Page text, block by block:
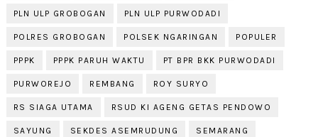
PLN ULP GROBOGAN PLN ULP PURWODADI
POLRES GROBOGAN POLSEK NGARINGAN POPULER
PPPK PPPK PARUH WAKTU PT BPR BKK PURWODADI
PURWOREJO REMBANG ROY SURYO
RS SIAGA UTAMA RSUD KI AGENG GETAS PENDOWO
SAYUNG SEKDES ASEMRUDUNG SEMARANG